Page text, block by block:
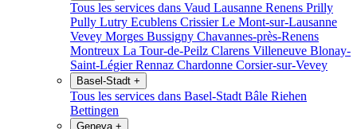
Tous les services dans Vaud Lausanne Renens Prilly
Pully Lutry Ecublens CrissierLe Mont-sur-Lausanne
Vevey Morges Bussigny Chavannes-près-Renens
Montreux La Tour-de-Peilz Clarens Villeneuve Blonay-
Saint-LégierRennaz Chardonne Corsier-sur-Vevey
Basel-Stadt +
Tous les services dans Basel-Stadt Bâle Riehen
Bettingen
Geneva +